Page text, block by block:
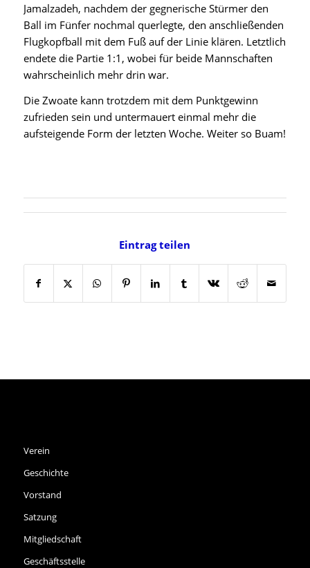
Jamalzadeh, nachdem der gegnerische Stürmer den
Ball im Fünfer nochmal querlegte, den anschließenden
Flugkopfball mit dem Fuß auf der Linie klären. Letztlich
endete die Partie 1:1, wobei für beide Mannschaften
wahrscheinlich mehr drin war.
Die Zwoate kann trotzdem mit dem Punktgewinn
zufrieden sein und untermauert einmal mehr die
aufsteigende Form der letzten Woche. Weiter so Buam!
Eintrag teilen
Verein
Geschichte
Vorstand
Satzung
Mitgliedschaft
Geschäftsstelle